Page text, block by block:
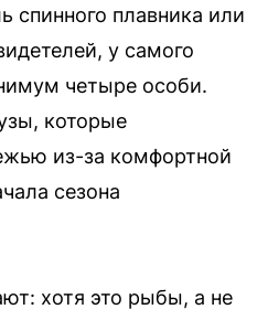
спинного плавника или
у самого
четыре особи.
которые
из-за комфортной
сезона
хотя это рыбы, а не